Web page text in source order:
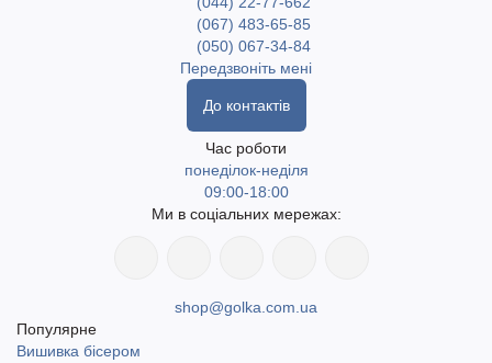
(067) 483-65-85
(050) 067-34-84
Передзвоніть мені
До контактів
Час роботи
понеділок-неділя
09:00-18:00
Ми в соціальних мережах:
shop@golka.com.ua
Популярне
Вишивка бісером